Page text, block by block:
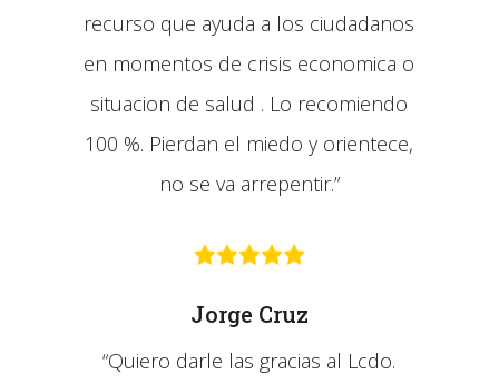
recurso que ayuda a los ciudadanos
en momentos de crisis economica o
situacion de salud . Lo recomiendo
100 %. Pierdan el miedo y orientece,
no se va arrepentir.”
Jorge Cruz
“Quiero darle las gracias al Lcdo.